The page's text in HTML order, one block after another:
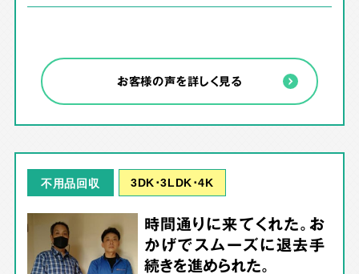
お客様の声を詳しく見る
不用品回収 3DK･3LDK･4K
時間通りに来てくれた。お
かげでスムーズに退去手
続きを進められた。